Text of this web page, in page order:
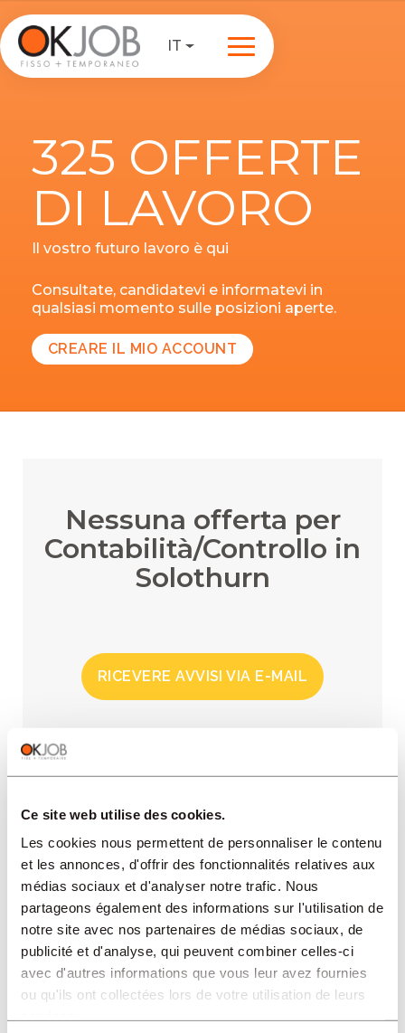
Ce site web utilise des cookies.
Les cookies nous permettent de personnaliser le contenu
et les annonces, d'offrir des fonctionnalités relatives aux
médias sociaux et d'analyser notre trafic. Nous
partageons également des informations sur l'utilisation de
notre site avec nos partenaires de médias sociaux, de
publicité et d'analyse, qui peuvent combiner celles-ci
avec d'autres informations que vous leur avez fournies
ou qu'ils ont collectées lors de votre utilisation de leurs
IT
325 OFFERTE
DI LAVORO
Il vostro futuro lavoro è qui
Consultate, candidatevi e informatevi in
qualsiasi momento sulle posizioni aperte.
CREARE IL MIO ACCOUNT
Nessuna offerta per
Contabilità/Controllo in
Solothurn
RICEVERE AVVISI VIA E-MAIL
REGIONI
SETTORI
PROFESSION
TIPO